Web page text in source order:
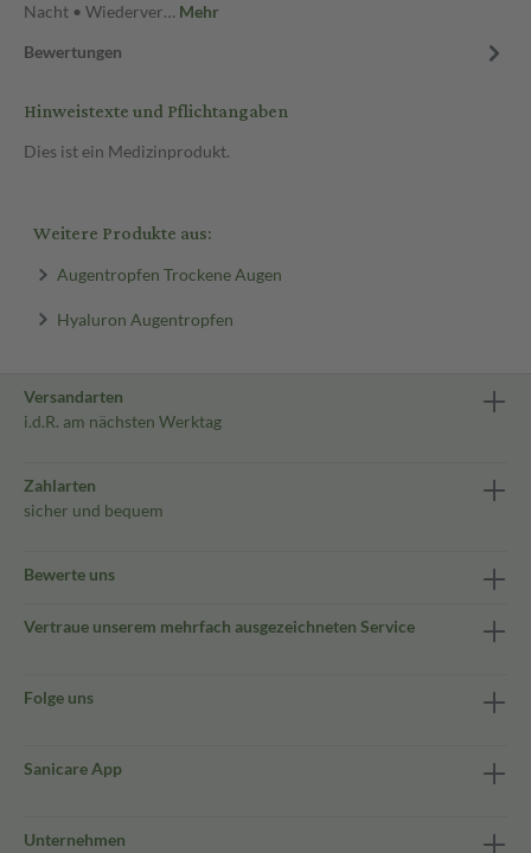
Nacht • Wiederver… Mehr
Bewertungen
Hinweistexte und Pflichtangaben
Dies ist ein Medizinprodukt.
Weitere Produkte aus:
Augentropfen Trockene Augen
Hyaluron Augentropfen
Versandarten
i.d.R. am nächsten Werktag
Zahlarten
sicher und bequem
Bewerte uns
Vertraue unserem mehrfach ausgezeichneten Service
Folge uns
Sanicare App
Unternehmen